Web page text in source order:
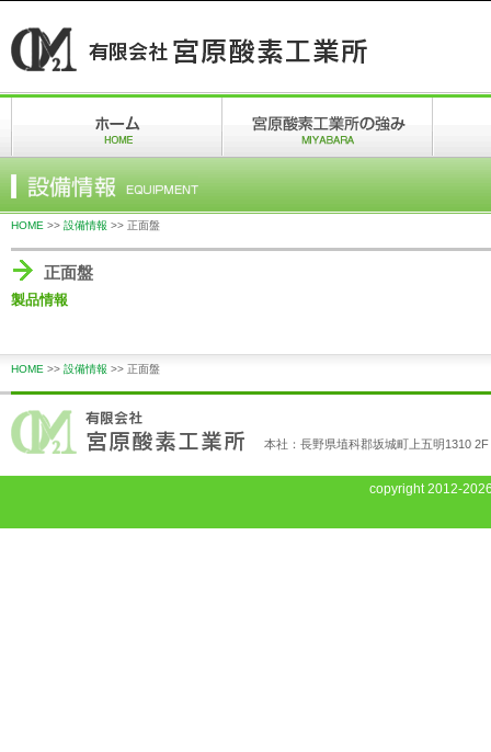
HOME >> 設備情報 >> 正面盤
正面盤
製品情報
HOME >> 設備情報 >> 正面盤
本社：長野県埴科郡坂城町上五明1310 2F
copyright2012-